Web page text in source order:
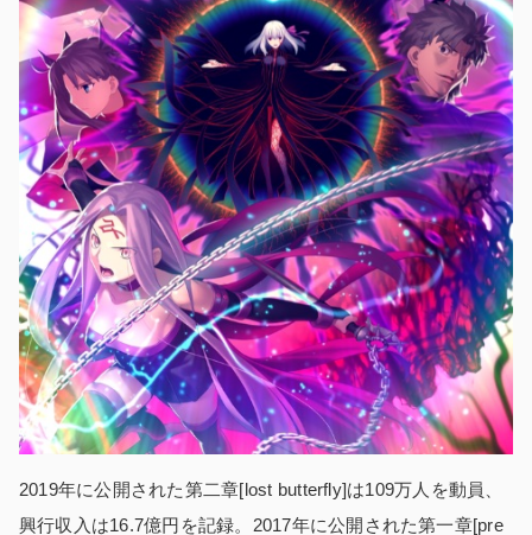
2019年に公開された第二章[lost butterfly]は109万人を動員、
興行収入は16.7億円を記録。2017年に公開された第一章[pre